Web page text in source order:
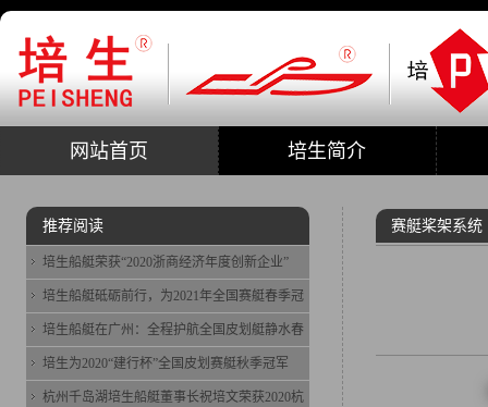
网站首页 培生简介
赛艇桨架系统
推荐阅读
培生船艇荣获“2020浙商经济年度创新企业”
培生船艇砥砺前行，为2021年全国赛艇春季冠
培生船艇在广州：全程护航全国皮划艇静水春
培生为2020“建行杯”全国皮划赛艇秋季冠军
杭州千岛湖培生船艇董事长祝培文荣获2020杭